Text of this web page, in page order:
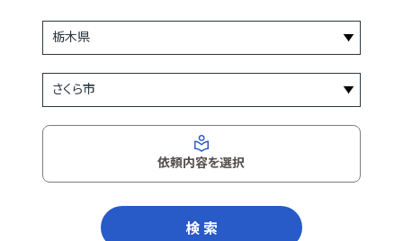
依頼内容を選択
検 索